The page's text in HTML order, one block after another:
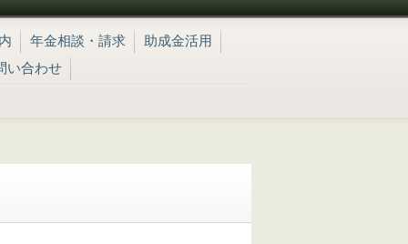
年金相談・請求
助成金活用
い合わせ